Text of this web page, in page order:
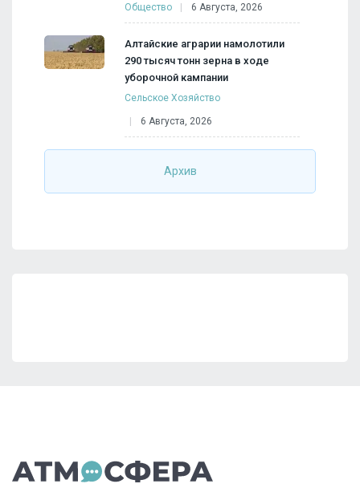
Общество 6 Августа, 2026
Алтайские аграрии намолотили
290 тысяч тонн зерна в ходе
уборочной кампании
Сельское Хозяйство
6 Августа, 2026
Архив